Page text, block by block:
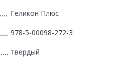
Геликон Плюс
978-5-00098-272-3
твердый